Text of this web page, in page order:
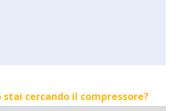
cercando il compressore?